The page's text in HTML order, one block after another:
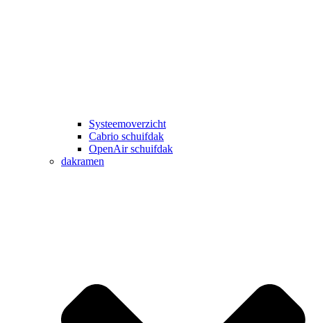
Systeemoverzicht
Cabrio schuifdak
OpenAir schuifdak
dakramen